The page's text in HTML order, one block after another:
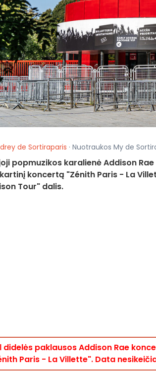
de Sortiraparis · Nuotraukos My de
popmuzikos karalienė Addison
koncertą "Zénith Paris - La
Tour" dalis.
didelės paklausos Addison Rae
Paris - La Villette". Data